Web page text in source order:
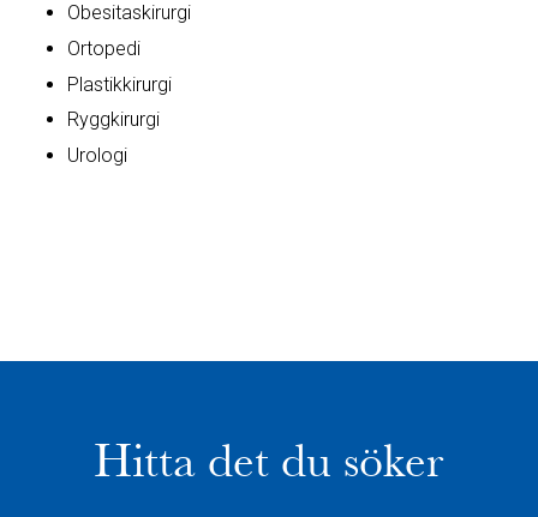
Obesitaskirurgi
Ortopedi
Plastikkirurgi
Ryggkirurgi
Urologi
Hitta det du söker